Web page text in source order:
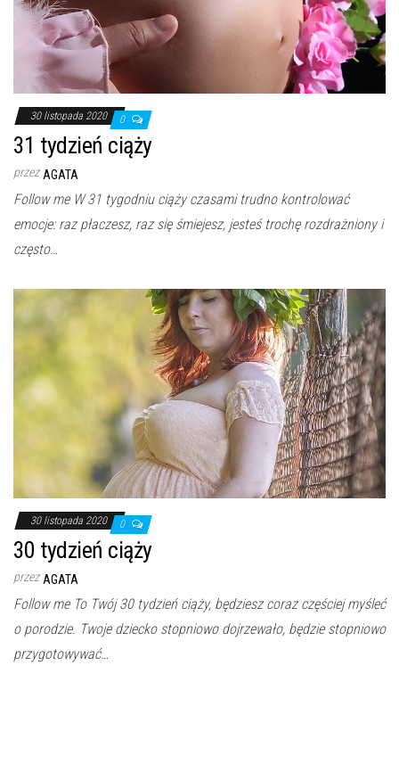
30 listopada 2020 0
31 tydzień ciąży
przez AGATA
Follow me W 31 tygodniu ciąży czasami trudno kontrolować
emocje: raz płaczesz, raz się śmiejesz, jesteś trochę rozdrażniony i
często…
30 listopada 2020 0
30 tydzień ciąży
przez AGATA
Follow me To Twój 30 tydzień ciąży, będziesz coraz częściej myśleć
o porodzie. Twoje dziecko stopniowo dojrzewało, będzie stopniowo
przygotowywać…